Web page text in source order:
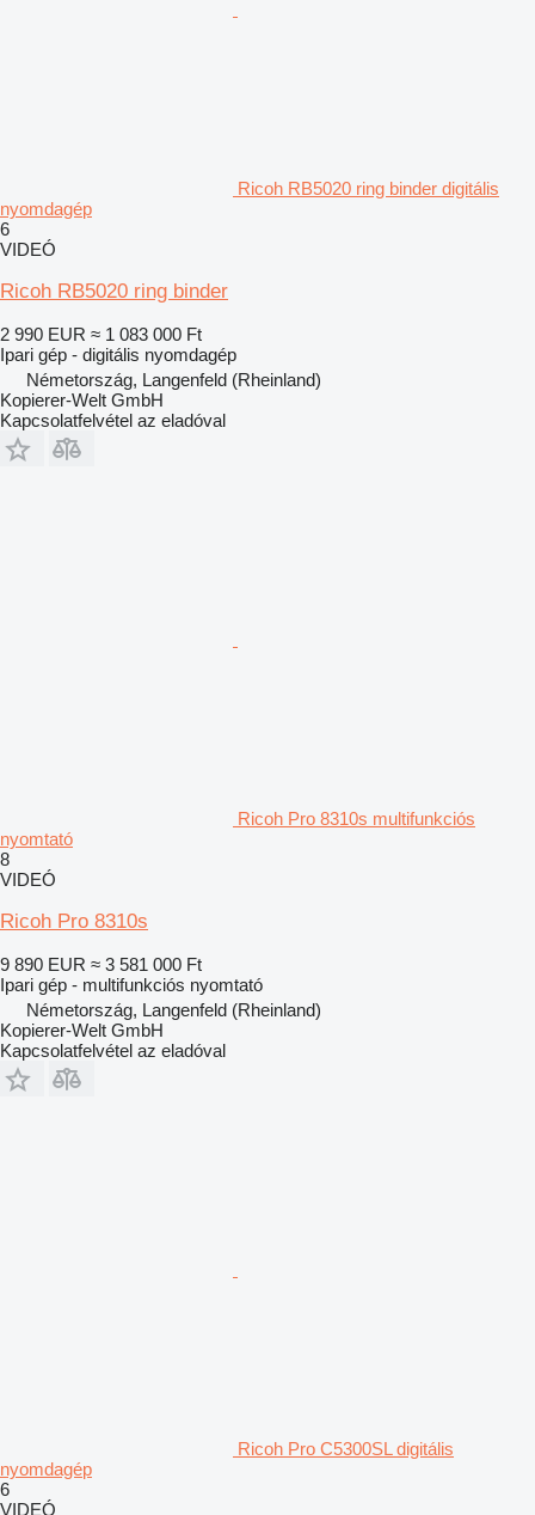
Ricoh RB5020 ring binder digitális
nyomdagép
6
VIDEÓ
Ricoh RB5020 ring binder
2 990 EUR ≈ 1 083 000 Ft
Ipari gép - digitális nyomdagép
Németország, Langenfeld (Rheinland)
Kopierer-Welt GmbH
Kapcsolatfelvétel az eladóval
Ricoh Pro 8310s multifunkciós
nyomtató
8
VIDEÓ
Ricoh Pro 8310s
9 890 EUR ≈ 3 581 000 Ft
Ipari gép - multifunkciós nyomtató
Németország, Langenfeld (Rheinland)
Kopierer-Welt GmbH
Kapcsolatfelvétel az eladóval
Ricoh Pro C5300SL digitális
nyomdagép
6
VIDEÓ